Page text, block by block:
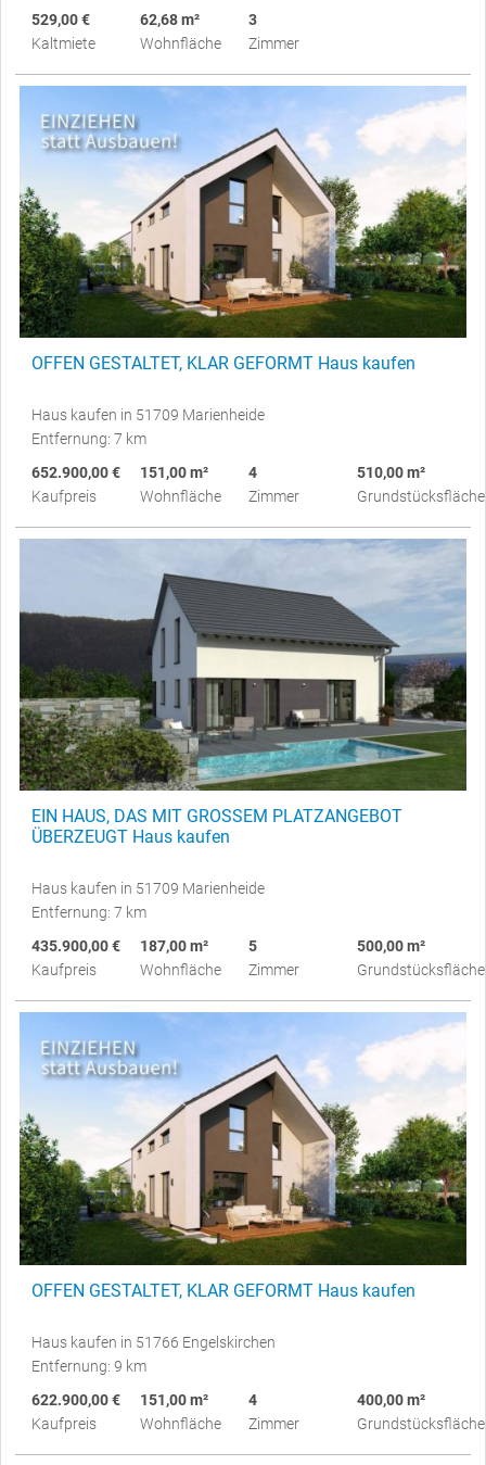
529,00 €
Kaltmiete
62,68 m²
Wohnfläche
3
Zimmer
OFFEN GESTALTET, KLAR GEFORMT Haus kaufen
Haus kaufen in 51709 Marienheide
Entfernung: 7 km
652.900,00 €
Kaufpreis
151,00 m²
Wohnfläche
4
Zimmer
510,00 m²
Grundstücksfläche
EIN HAUS, DAS MIT GROSSEM PLATZANGEBOT
ÜBERZEUGT Haus kaufen
Haus kaufen in 51709 Marienheide
Entfernung: 7 km
435.900,00 €
Kaufpreis
187,00 m²
Wohnfläche
5
Zimmer
500,00 m²
Grundstücksfläche
OFFEN GESTALTET, KLAR GEFORMT Haus kaufen
Haus kaufen in 51766 Engelskirchen
Entfernung: 9 km
622.900,00 €
Kaufpreis
151,00 m²
Wohnfläche
4
Zimmer
400,00 m²
Grundstücksfläche